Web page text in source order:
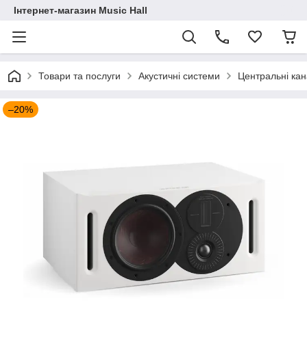
Інтернет-магазин Music Hall
Товари та послуги Акустичні системи Центральні
–20%